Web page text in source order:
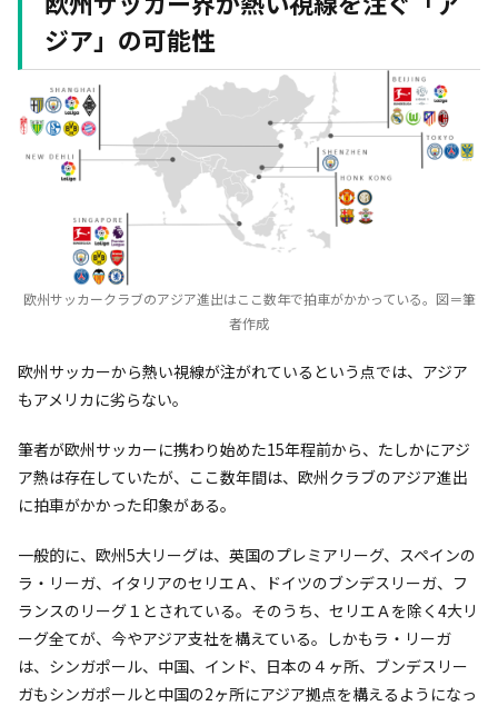
ジア」の可能性
欧州サッカークラブのアジア進出はここ数年で拍車がかかっている。図＝筆
者作成
欧州サッカーから熱い視線が注がれているという点では、アジア
もアメリカに劣らない。
筆者が欧州サッカーに携わり始めた15年程前から、たしかにアジ
ア熱は存在していたが、ここ数年間は、欧州クラブのアジア進出
に拍車がかかった印象がある。
一般的に、欧州5大リーグは、英国のプレミアリーグ、スペインの
ラ・リーガ、イタリアのセリエＡ、ドイツのブンデスリーガ、フ
ランスのリーグ１とされている。そのうち、セリエＡを除く4大リ
ーグ全てが、今やアジア支社を構えている。しかもラ・リーガ
は、シンガポール、中国、インド、日本の４ヶ所、ブンデスリー
ガもシンガポールと中国の2ヶ所にアジア拠点を構えるようになっ